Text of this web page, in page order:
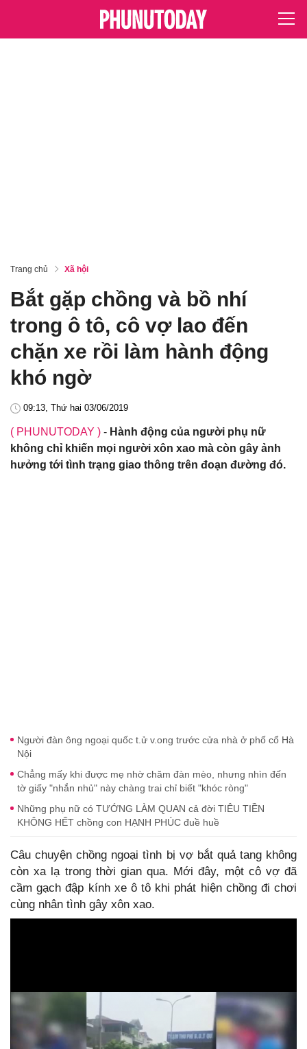
Trang chủ Xã hội
Bắt gặp chồng và bồ nhí
trong ô tô, cô vợ lao đến
chặn xe rồi làm hành động
khó ngờ
09:13, Thứ hai 03/06/2019
( PHUNUTODAY ) - Hành động của người phụ nữ
không chỉ khiến mọi người xôn xao mà còn gây ảnh
hưởng tới tình trạng giao thông trên đoạn đường đó.
Người đàn ông ngoại quốc t.ử v.ong trước cửa nhà ở phố cổ Hà
Nội
Chẳng mấy khi được mẹ nhờ chăm đàn mèo, nhưng nhìn đến
tờ giấy "nhắn nhủ" này chàng trai chỉ biết "khóc ròng"
Những phụ nữ có TƯỚNG LÀM QUAN cả đời TIÊU TIỀN
KHÔNG HẾT chồng con HẠNH PHÚC đuề huề
Câu chuyện chồng ngoại tình bị vợ bắt quả tang không
còn xa lạ trong thời gian qua. Mới đây, một cô vợ đã
cầm gạch đập kính xe ô tô khi phát hiện chồng đi chơi
cùng nhân tình gây xôn xao.